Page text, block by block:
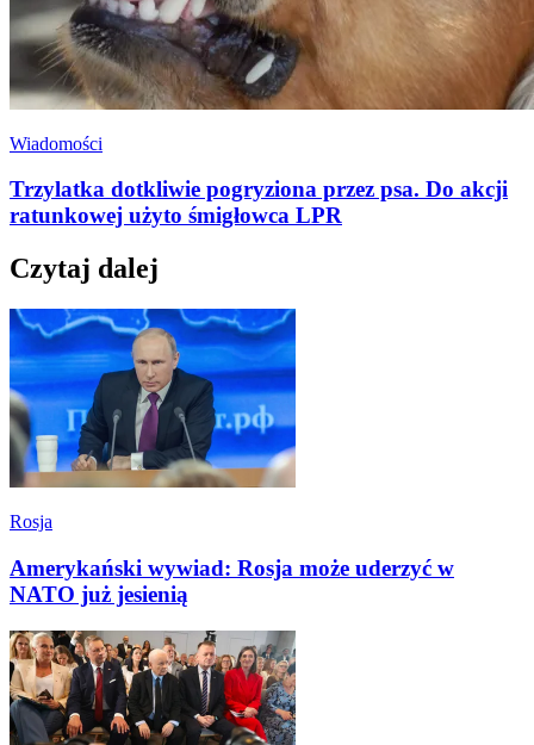
Wiadomości
Trzylatka dotkliwie pogryziona przez psa. Do akcji
ratunkowej użyto śmigłowca LPR
Czytaj dalej
Rosja
Amerykański wywiad: Rosja może uderzyć w
NATO już jesienią